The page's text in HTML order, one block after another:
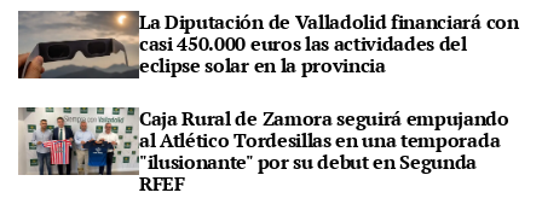
La Diputación de Valladolid financiará con
casi 450.000 euros las actividades del
eclipse solar en la provincia
Caja Rural de Zamora seguirá empujando
al Atlético Tordesillas en una temporada
"ilusionante" por su debut en Segunda
RFEF